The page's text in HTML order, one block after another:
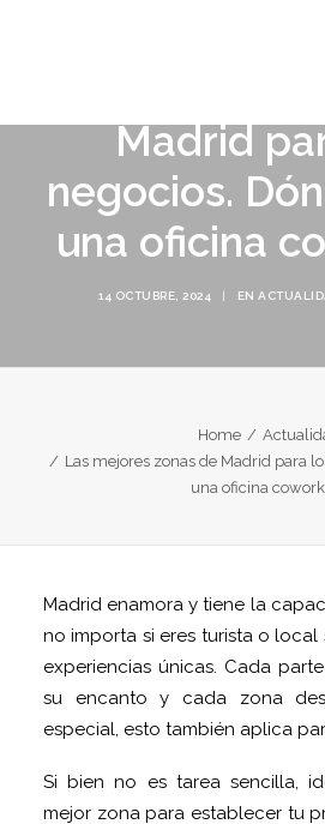
INSPIRA
INSPIRA
Madrid
negocios.
una oficina
14 OCTUBRE, 2024 | EN
Home
Las mejores zonas de Madrid para
una oficina
Madrid enamora y tiene la
no importa si eres turista o local
experiencias únicas. Cada
su encanto y cada zona
especial, esto también aplica
Si bien no es tarea sencilla,
mejor zona para establecer tu